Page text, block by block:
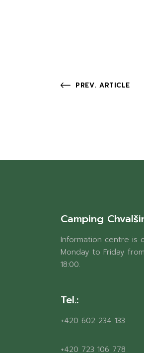
PREV. ARTICLE
Camping
Information centre is
Monday to Friday
18:00.
Tel.:
+420 602 234 133
+420 723 106 778